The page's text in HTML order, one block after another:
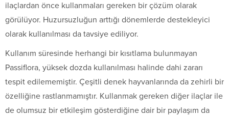
ilaçlardan önce kullanmaları gereken bir çözüm olarak
görülüyor. Huzursuzluğun arttığı dönemlerde destekleyici
olarak kullanılması da tavsiye ediliyor.
Kullanım süresinde herhangi bir kısıtlama bulunmayan
Passiflora, yüksek dozda kullanılması halinde dahi zararı
tespit edilememiştir. Çeşitli denek hayvanlarında da zehirli bir
özelliğine rastlanmamıştır. Kullanmak gereken diğer ilaçlar ile
de olumsuz bir etkileşim gösterdiğine dair bir paylaşım da